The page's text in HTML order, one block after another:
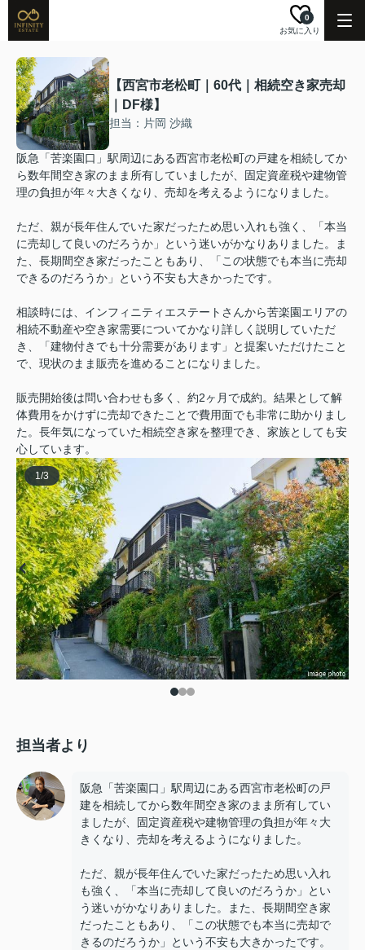
お気に入り
0
【西宮市老松町｜60代｜相続空き家売却
｜DF様】
担当：片岡 沙織
阪急「苦楽園口」駅周辺にある西宮市老松町の戸建を相続してか
ら数年間空き家のまま所有していましたが、固定資産税や建物管
理の負担が年々大きくなり、売却を考えるようになりました。
ただ、親が長年住んでいた家だったため思い入れも強く、「本当
に売却して良いのだろうか」という迷いがかなりありました。ま
た、長期間空き家だったこともあり、「この状態でも本当に売却
できるのだろうか」という不安も大きかったです。
相談時には、インフィニティエステートさんから苦楽園エリアの
相続不動産や空き家需要についてかなり詳しく説明していただ
き、「建物付きでも十分需要があります」と提案いただけたこと
で、現状のまま販売を進めることになりました。
販売開始後は問い合わせも多く、約2ヶ月で成約。結果として解
体費用をかけずに売却できたことで費用面でも非常に助かりまし
た。長年気になっていた相続空き家を整理でき、家族としても安
心しています。
1/3
担当者より
阪急「苦楽園口」駅周辺にある西宮市老松町の戸
建を相続してから数年間空き家のまま所有してい
ましたが、固定資産税や建物管理の負担が年々大
きくなり、売却を考えるようになりました。
ただ、親が長年住んでいた家だったため思い入れ
も強く、「本当に売却して良いのだろうか」とい
う迷いがかなりありました。また、長期間空き家
だったこともあり、「この状態でも本当に売却で
きるのだろうか」という不安も大きかったです。